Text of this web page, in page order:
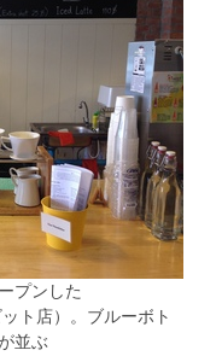
プンした
ト店）。ブルーボト
並ぶ